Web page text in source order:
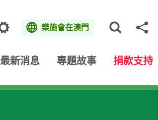
主題 樂施會在澳門
最新消息 專題故事 捐款支持